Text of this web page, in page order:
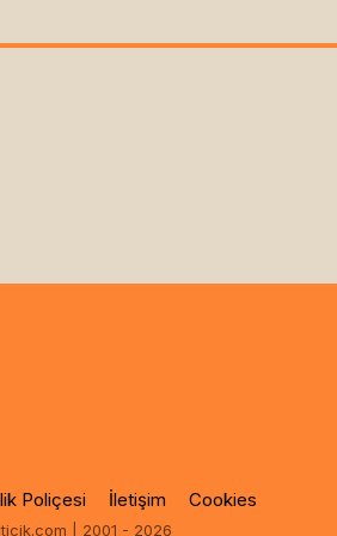
Poliçesi İletişim Cookies
| 2001 - 2026